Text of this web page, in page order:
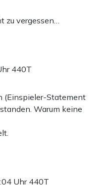
zu vergessen…
440T
(Einspieler-Statement
Warum keine
Uhr 440T